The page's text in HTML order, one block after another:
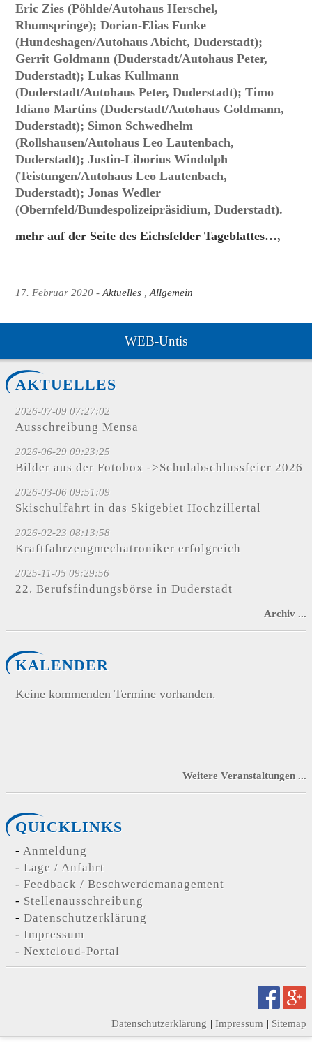
Eric Zies (Pöhlde/Autohaus Herschel,
Rhumspringe); Dorian-Elias Funke
(Hundeshagen/Autohaus Abicht, Duderstadt);
Gerrit Goldmann (Duderstadt/Autohaus Peter,
Duderstadt); Lukas Kullmann
(Duderstadt/Autohaus Peter, Duderstadt); Timo
Idiano Martins (Duderstadt/Autohaus Goldmann,
Duderstadt); Simon Schwedhelm
(Rollshausen/Autohaus Leo Lautenbach,
Duderstadt); Justin-Liborius Windolph
(Teistungen/Autohaus Leo Lautenbach,
Duderstadt); Jonas Wedler
(Obernfeld/Bundespolizeipräsidium, Duderstadt).
mehr auf der Seite des Eichsfelder Tageblattes…,
17. Februar 2020 Aktuelles Allgemein
WEB-Untis
AKTUELLES
2026-07-09 07:27:02
Ausschreibung Mensa
2026-06-29 09:23:25
Bilder aus der Fotobox ->Schulabschlussfeier 2026
2026-03-06 09:51:09
Skischulfahrt in das Skigebiet Hochzillertal
2026-02-23 08:13:58
Kraftfahrzeugmechatroniker erfolgreich
2025-11-05 09:29:56
22. Berufsfindungsbörse in Duderstadt
Archiv ...
KALENDER
Keine kommenden Termine vorhanden.
Weitere Veranstaltungen ...
QUICKLINKS
Anmeldung
Lage / Anfahrt
Feedback / Beschwerdemanagement
Stellenausschreibung
Datenschutzerklärung
Impressum
Nextcloud-Portal
Datenschutzerklärung Impressum Sitemap